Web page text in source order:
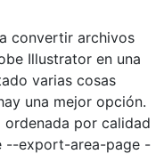
convertir archivos
Illustrator en una
varias cosas
una mejor opción.
ordenada por calidad
--export-area-page -